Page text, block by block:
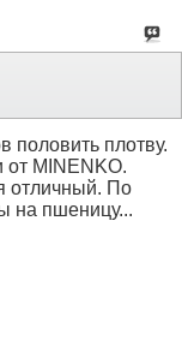
половить плотву.
MINENKO.
отличный. По
на пшеницу...